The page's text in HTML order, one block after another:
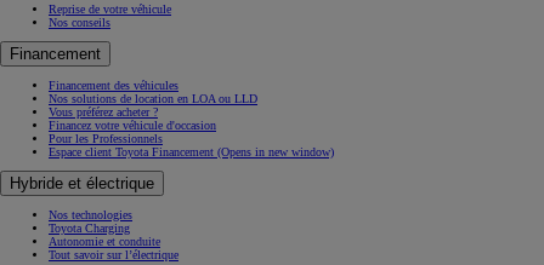
Reprise de votre véhicule
Nos conseils
Financement
Financement des véhicules
Nos solutions de location en LOA ou LLD
Vous préférez acheter ?
Financez votre véhicule d'occasion
Pour les Professionnels
Espace client Toyota Financement (Opens in new window)
Hybride et électrique
Nos technologies
Toyota Charging
Autonomie et conduite
Tout savoir sur l’électrique